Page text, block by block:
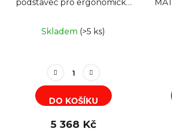
podstavec pro ergonomický
Skladem (>5 ks)
DO KOŠÍKU
5 368 Kč